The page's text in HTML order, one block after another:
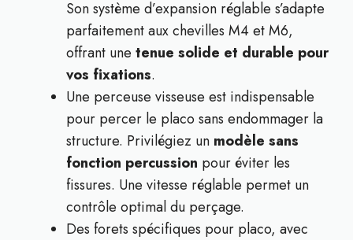
Son système d’expansion réglable s’adapte
parfaitement aux chevilles M4 et M6,
offrant une tenue solide et durable pour
vos fixations.
Une perceuse visseuse est indispensable
pour percer le placo sans endommager la
structure. Privilégiez un modèle sans
fonction percussion pour éviter les
fissures. Une vitesse réglable permet un
contrôle optimal du perçage.
Des forets spécifiques pour placo, avec